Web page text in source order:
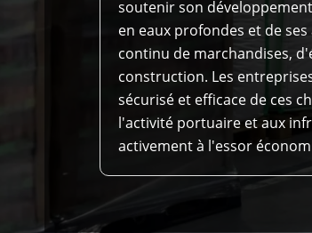
soutenir son
en eaux profondes et de
continu de marchandises,
construction. Les
sécurisé et efficace de ces
l'activité portuaire et aux
activement à l'essor